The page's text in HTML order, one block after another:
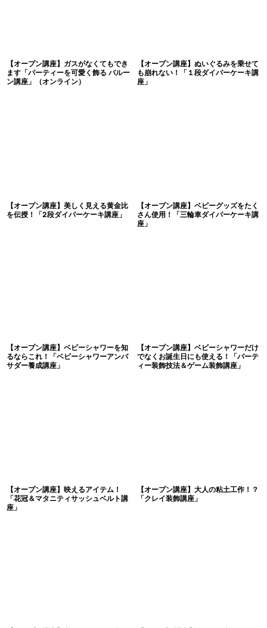
【オープン講座】ガスがなくてもでき
ます「パーティーを可愛く飾る バルー
ン講座」（オンライン）
【オープン講座】ぬいぐるみを乗せて
も崩れない！「１段ダイパーケーキ講
座」
【オープン講座】美しく見える黄金比
を伝授！「2段ダイパーケーキ講座」
【オープン講座】ベビーグッズをたく
さん使用！「三輪車ダイパーケーキ講
座」
【オープン講座】ベビーシャワーを知
るならこれ！「ベビーシャワーアンバ
サダー養成講座」
【オープン講座】ベビーシャワーだけ
でなくお誕生日にも使える！「パーテ
ィー装飾技法＆ゲーム装飾講座」
【オープン講座】映えるアイテム！
「花冠＆マタニティサッシュベルト講
座」
【オープン講座】大人の粘土工作！？
「クレイ装飾講座」